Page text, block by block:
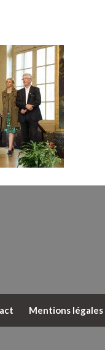
Mentions légales